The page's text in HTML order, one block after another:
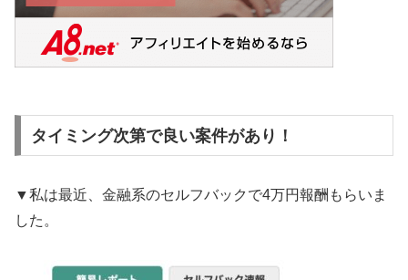
タイミング次第で良い案件があり！
▼私は最近、金融系のセルフバックで4万円報酬もらいま
した。